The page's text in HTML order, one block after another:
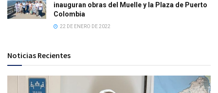
inauguran obras del Muelle y la Plaza de Puerto
Colombia
22 DE ENERO DE 2022
Noticias Recientes